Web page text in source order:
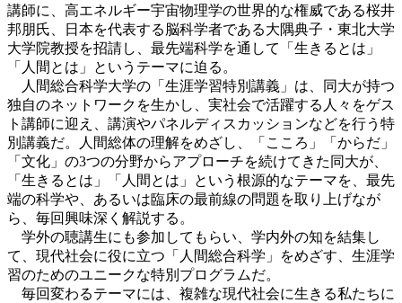
講師に、高エネルギー宇宙物理学の世界的な権威である桜井
邦朋氏、日本を代表する脳科学者である大隅典子・東北大学
大学院教授を招請し、最先端科学を通して「生きるとは」
「人間とは」というテーマに迫る。
人間総合科学大学の「生涯学習特別講義」は、同大が持つ
独自のネットワークを生かし、実社会で活躍する人々をゲス
ト講師に迎え、講演やパネルディスカッションなどを行う特
別講義だ。人間総体の理解をめざし、「こころ」「からだ」
「文化」の3つの分野からアプローチを続けてきた同大が、
「生きるとは」「人間とは」という根源的なテーマを、最先
端の科学や、あるいは臨床の最前線の問題を取り上げなが
ら、毎回興味深く解説する。
学外の聴講生にも参加してもらい、学内外の知を結集し
て、現代社会に役に立つ「人間総合科学」をめざす、生涯学
習のためのユニークな特別プログラムだ。
毎回変わるテーマには、複雑な現代社会に生きる私たちに